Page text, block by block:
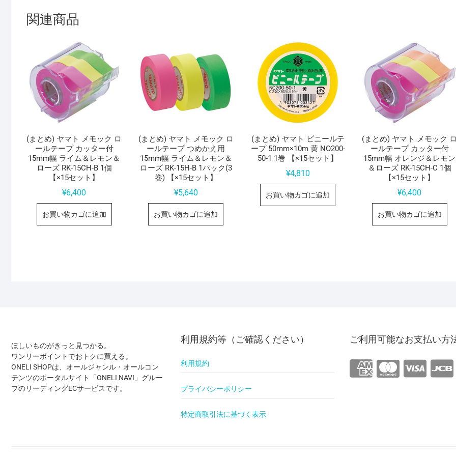
関連商品
(まとめ) ヤマト メモック ロ
ールテープ カッター付
15mm幅 ライム＆レモン＆
ローズ RK-15CH-B 1個
【×15セット】
¥6,400
お買い物カゴに追加
(まとめ) ヤマト メモック ロ
ールテープ つめかえ用
15mm幅 ライム＆レモン＆
ローズ RK-15H-B 1パック(3
巻) 【×15セット】
¥5,640
お買い物カゴに追加
(まとめ) ヤマト ビニールテ
ープ 50mm×10m 黄 NO200-
50-1 1巻 【×15セット】
¥4,810
お買い物カゴに追加
(まとめ) ヤマト メモック
ールテープ カッター付
15mm幅 オレンジ＆レモン
＆ローズ RK-15CH-C 1個
【×15セット】
¥6,400
お買い物カゴに追加
ほしいものがきっと見つかる。
ワンリーポイントでおトクに買える。
ONELI SHOPは、オールジャンル・オールコン
テンツのポータルサイト「ONELI NAVI」グルー
プのリーディングECサービスです。
利用規約等（ご確認ください）
利用規約
プライバシーポリシー
特定商取引法に基づく表示
ご利用可能なお支払い方